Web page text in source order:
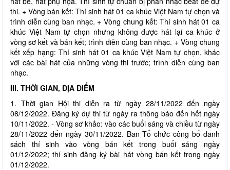
thi. + Vòng bán kết: Thí sinh hát 01 ca khúc Việt Nam tự chọn và
trình diễn cùng ban nhạc. + Vòng chung kết: Thí sinh hát 01 ca
khúc Việt Nam tự chọn nhưng không được hát lại ca khúc ở
vòng sơ kết và bán kết; trình diễn cùng ban nhạc. + Vòng chung
kết xếp hạng: Thí sinh hát 01 ca khúc Việt Nam tự chọn, khác
với các bài hát của những vòng thi trước; trình diễn cùng ban
nhạc.
III. THỜI GIAN, ĐỊA ĐIỂM
1. Thời gian Hội thi diễn ra từ ngày 28/11/2022 đến ngày
08/12/2022. Đăng ký dự thi từ ngày ra thông báo đến hết ngày
10/11/2022. - Vòng sơ khảo: vào các buổi sáng và chiều từ ngày
28/11/2022 đến ngày 30/11/2022. Ban Tổ chức công bố danh
sách thí sinh vào vòng bán kết trong buổi sáng ngày
01/12/2022; thí sinh đăng ký bài hát vòng bán kết trong ngày
01/12/2022.